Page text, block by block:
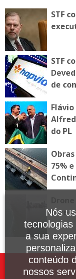
STF
STF
de
do PL
75%
cores
Nós
a sua
conteúdo
nossos